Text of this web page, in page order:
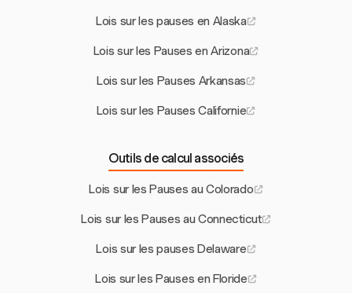
Lois sur les pauses en Alaska
Lois sur les Pauses en Arizona
Lois sur les Pauses Arkansas
Lois sur les Pauses Californie
Outils de calcul associés
Lois sur les Pauses au Colorado
Lois sur les Pauses au Connecticut
Lois sur les pauses Delaware
Lois sur les Pauses en Floride